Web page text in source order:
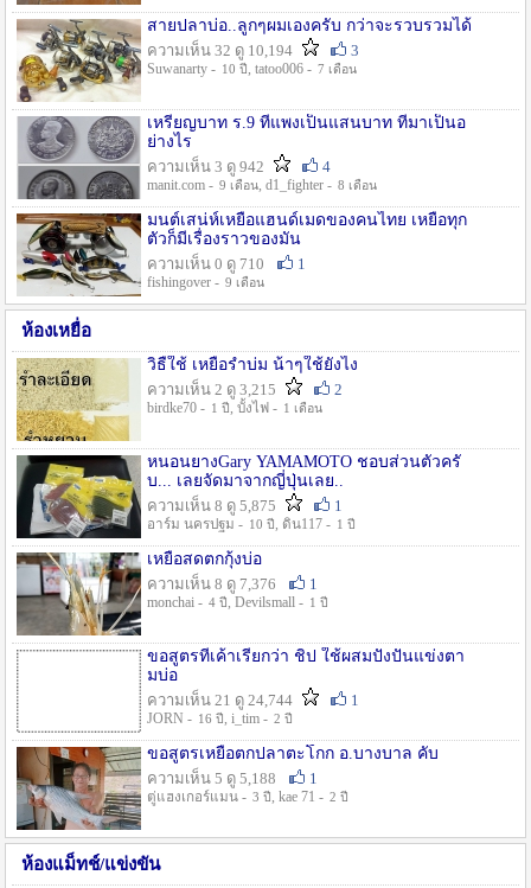
สายปลาบ่อ..ลูกๆผมเองครับ กว่าจะรวบรวมได้
ความเห็น 32 ดู 10,194
3
Suwanarty - 10 ปี , tatoo006 - 7 เดือน
เหรียญบาท ร.9 ที่แพงเป็นแสนบาท ที่มาเป็นอ
ย่างไร
ความเห็น 3 ดู 942
4
manit.com - 9 เดือน, d1_fighter - 8 เดือน
มนต์เสน่ห์เหยื่อแฮนด์เมดของคนไทย เหยื่อทุก
ตัวก็มีเรื่องราวของมัน
ความเห็น 0 ดู 710
1
fishingover - 9 เดือน
ห้องเหยื่อ
วิธืใช้ เหยื่อรำบ่ม น้าๆใช้ยังไง
ความเห็น 2 ดู 3,215
2
birdke70 - 1 ปี , บั้งไฟ - 1 เดือน
หนอนยางGary YAMAMOTO ชอบส่วนตัวครั
บ... เลยจัดมาจากญี่ปุ่นเลย..
ความเห็น 8 ดู 5,875
1
อาร์ม นครปฐม - 10 ปี , ดิน117 - 1 ปี
เหยื่อสดตกกุ้งบ่อ
ความเห็น 8 ดู 7,376
1
monchai - 4 ปี , Devilsmall - 1 ปี
ขอสูตรที่เค้าเรียกว่า ชิป ใช้ผสมปังปั่นแข่งตา
มบ่อ
ความเห็น 21 ดู 24,744
1
JORN - 16 ปี , i_tim - 2 ปี
ขอสูตรเหยื่อตกปลาตะโกก อ.บางบาล คับ
ความเห็น 5 ดู 5,188
1
ตู่แฮงเกอร์แมน - 3 ปี , kae 71 - 2 ปี
ห้องแม็ทช์/แข่งขัน